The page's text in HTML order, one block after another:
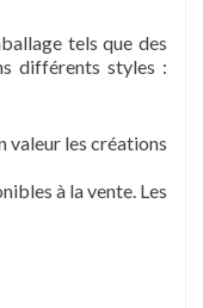
tels que des
différents styles :
valeur les créations
à la vente. Les